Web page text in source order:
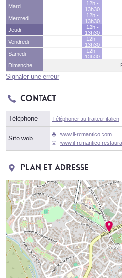
Mardi
12h -
13h30
Mercredi
12h -
13h30
Jeudi
12h -
13h30
Vendredi
12h -
13h30
Samedi
12h -
13h30
Dimanche
Signaler une erreur
Contact
Téléphone Téléphoner au traiteur italien
Site web
www.il-romantico.com
www.il-romantico-
Plan et adresse